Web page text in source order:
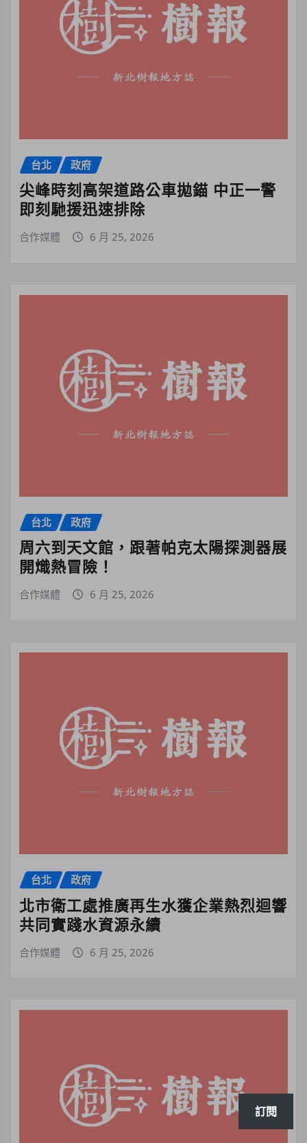
台北 政府
尖峰時刻高架道路公車拋錨 中正一警
即刻馳援迅速排除
合作媒體 6 月 25, 2026
台北 政府
周六到天文館，跟著帕克太陽探測器展
開熾熱冒險！
合作媒體 6 月 25, 2026
台北 政府
北市衛工處推廣再生水獲企業熱烈迴響
共同實踐水資源永續
合作媒體 6 月 25, 2026
訂閱